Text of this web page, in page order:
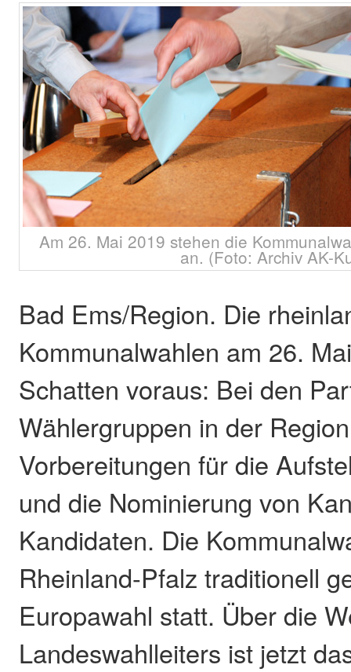
Am 26. Mai 2019 stehen die
an. (Foto: Archiv AK-
Bad Ems/Region. Die
Kommunalwahlen am 26.
Schatten voraus: Bei den
Wählergruppen in der
Vorbereitungen für die
und die Nominierung von
Kandidaten. Die
Rheinland-Pfalz traditionell
Europawahl statt. Über die
Landeswahlleiters ist jetzt